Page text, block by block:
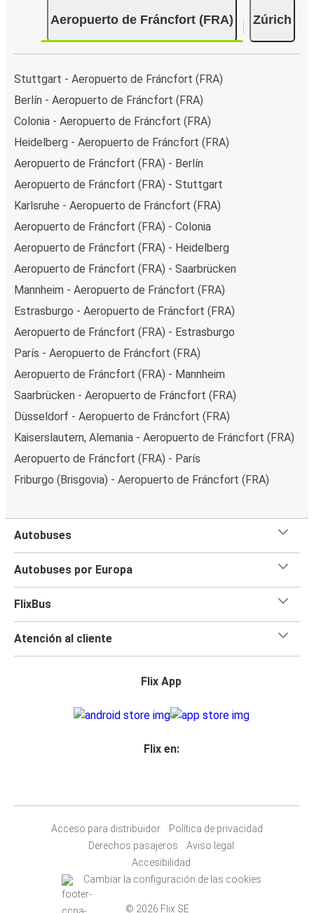
Aeropuerto de Fráncfort (FRA) Zúrich
Stuttgart - Aeropuerto de Fráncfort (FRA)
Berlín - Aeropuerto de Fráncfort (FRA)
Colonia - Aeropuerto de Fráncfort (FRA)
Heidelberg - Aeropuerto de Fráncfort (FRA)
Aeropuerto de Fráncfort (FRA) - Berlín
Aeropuerto de Fráncfort (FRA) - Stuttgart
Karlsruhe - Aeropuerto de Fráncfort (FRA)
Aeropuerto de Fráncfort (FRA) - Colonia
Aeropuerto de Fráncfort (FRA) - Heidelberg
Aeropuerto de Fráncfort (FRA) - Saarbrücken
Mannheim - Aeropuerto de Fráncfort (FRA)
Estrasburgo - Aeropuerto de Fráncfort (FRA)
Aeropuerto de Fráncfort (FRA) - Estrasburgo
París - Aeropuerto de Fráncfort (FRA)
Aeropuerto de Fráncfort (FRA) - Mannheim
Saarbrücken - Aeropuerto de Fráncfort (FRA)
Düsseldorf - Aeropuerto de Fráncfort (FRA)
Kaiserslautern, Alemania - Aeropuerto de Fráncfort (FRA)
Aeropuerto de Fráncfort (FRA) - París
Friburgo (Brisgovia) - Aeropuerto de Fráncfort (FRA)
Autobuses
Autobuses por Europa
FlixBus
Atención al cliente
Flix App
Flix en:
Acceso para distribuidor
Política de privacidad
Derechos pasajeros
Aviso legal
Accesibilidad
Cambiar la configuración de las cookies
© 2026 Flix SE